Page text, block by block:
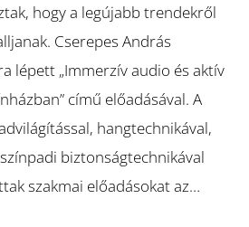
hogy a legújabb trendekről
Cserepes András
lépett „Immerzív audio és aktív
című előadásával. A
hangtechnikával,
biztonságtechnikával
szakmai előadásokat az…